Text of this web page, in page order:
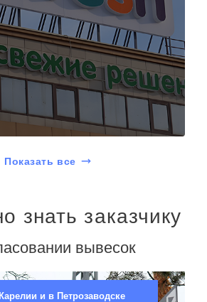
Показать все
знать заказчику
вывесок
и в Петрозаводске